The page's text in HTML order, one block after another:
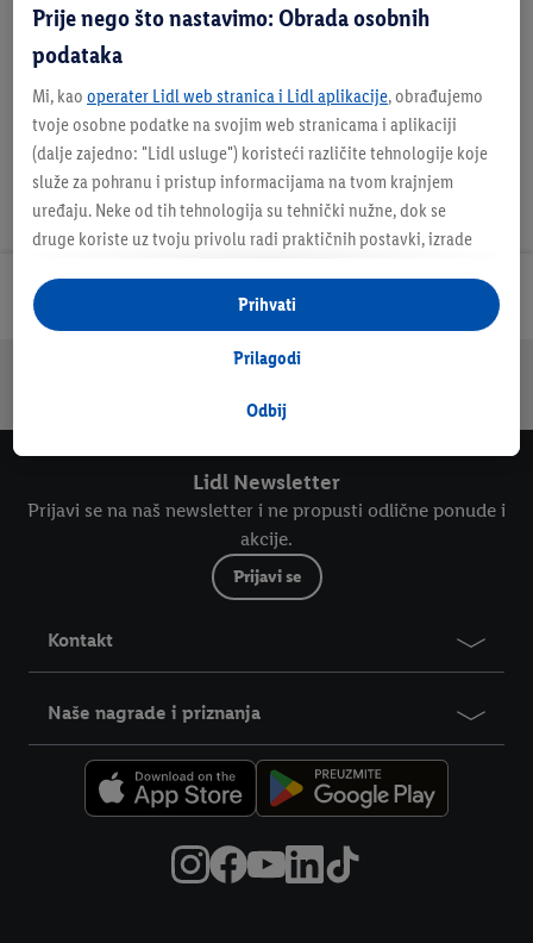
ophodnji
Newsletter - prijavi se
Lidl Newsletter
Prijavi se na naš newsletter i ne propusti odlične ponude i
akcije.
Prijavi se
Kontakt
Naše nagrade i priznanja
Prije nego što nastavimo: Obrada osobnih
podataka
Mi, kao operater Lidl web stranica i Lidl aplikacije, obrađujemo
tvoje osobne podatke na svojim web stranicama i aplikaciji
(dalje zajedno: "Lidl usluge") koristeći različite tehnologije koje
služe za pohranu i pristup informacijama na tvom krajnjem
uređaju. Neke od tih tehnologija su tehnički nužne, dok se
druge koriste uz tvoju privolu radi praktičnih postavki, izrade
usluga. Ako si sudionik Lidl Plus programa, podaci o tvom
ponašanju pri kupnji u trgovinama također će se obrađivati u te
obrade i pronaći dodatne informacije o obradi podataka.
navedene svrhe. Više informacija, uključujući trajanje pohrane
podataka i tvoje pravo na povlačenje privole u bilo kojem
trenutku s budućim učinkom, možeš pronaći u našim
Impressum možeš pronaći ovdje.
Odbij
Prilagodi
Prihvati